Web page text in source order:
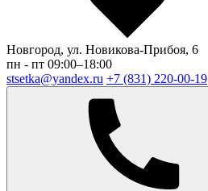
Новгород, ул. Новикова-Прибоя, 6
пн - пт 09:00–18:00
stsetka@yandex.ru +7 (831) 220-00-19